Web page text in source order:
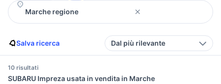
Salva ricerca Dal più rilevante
10 risultati
SUBARU Impreza usata in vendita in Marche